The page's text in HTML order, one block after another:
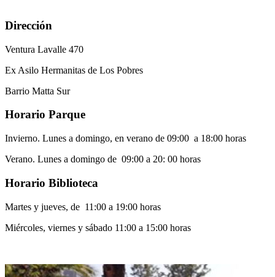
Dirección
Ventura Lavalle 470
Ex Asilo Hermanitas de Los Pobres
Barrio Matta Sur
Horario Parque
Invierno. Lunes a domingo, en verano de 09:00 a 18:00 horas
Verano. Lunes a domingo de 09:00 a 20: 00 horas
Horario Biblioteca
Martes y jueves, de 11:00 a 19:00 horas
Miércoles, viernes y sábado 11:00 a 15:00 horas